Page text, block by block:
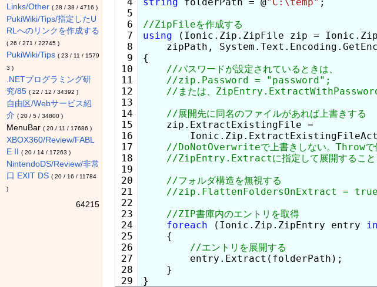
Links/Other ( 28 / 38 / 4716 )
PukiWiki/Tips/指定したU
RLへのリンクを作成する
( 26 / 271 / 22745)
PukiWiki/Tips ( 23 / 11 / 1579
3 )
.NETプログラミング研
究/85 ( 22 / 12 / 34392 )
自由区/Webサービス紹
介 ( 20/ 5/ 34800)
MenuBar ( 20/ 11 / 17686 )
XBOX360/Review/FABL
E II
( 20/ 14/ 17263 )
NintendoDS/Review/非常
口 EXIT DS ( 20/ 16 / 11784
)
64215
  5
  6
  7
  8
  9
10
11
12
13
14
15
16
17
18
19
20
21
22
23
24
25
26
27
28
using (Ionic.Zip.ZipFile zip =
zipPath,
{
    zip.ExtractExistingFile =
foreach (Ionic.Zip.ZipEntry entry in
    {
        entry.Extract(folderPath);
    }
}